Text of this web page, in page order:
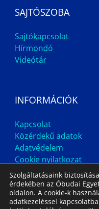
SAJTÓSZOBA
Sajtókapcsolat
Hírmondó
Videótár
INFORMÁCIÓK
Kapcsolat
Közérdekű adatok
Adatvédelem
Cookie nyilatkozat
Szolgáltatásaink
érdekében az Óbudai
oldalon. A cookie-k
adatkezeléssel